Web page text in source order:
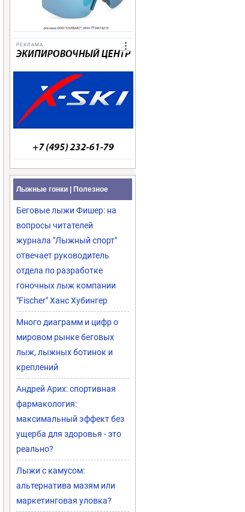
РЕКЛАМА
Лыжные гонки | Полезное
Беговые лыжи Фишер: на
вопросы читателей
журнала "Лыжный спорт"
отвечает руководитель
отдела по разработке
гоночных лыж компании
"Fischer" Ханс Хубингер
Много диаграмм и цифр о
мировом рынке беговых
лыж, лыжных ботинок и
креплений
Андрей Арих: спортивная
фармакология:
максимальный эффект без
ущерба для здоровья - это
реально?
Лыжи с камусом:
альтернатива мазям или
маркетинговая уловка?